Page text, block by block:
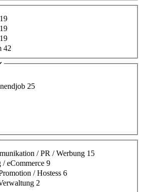
19
19
19
42
25
/ PR / Werbung 15
eCommerce 9
/ Hostess 6
2